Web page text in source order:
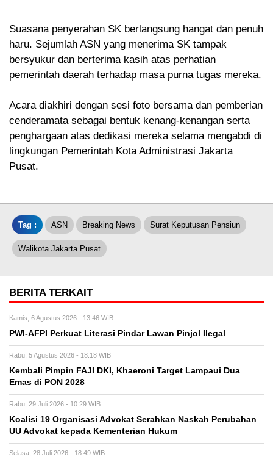
Suasana penyerahan SK berlangsung hangat dan penuh
haru. Sejumlah ASN yang menerima SK tampak
bersyukur dan berterima kasih atas perhatian
pemerintah daerah terhadap masa purna tugas mereka.
Acara diakhiri dengan sesi foto bersama dan pemberian
cenderamata sebagai bentuk kenang-kenangan serta
penghargaan atas dedikasi mereka selama mengabdi di
lingkungan Pemerintah Kota Administrasi Jakarta
Pusat.
Tag : ASN Breaking News Surat Keputusan Pensiun
Walikota Jakarta Pusat
BERITA TERKAIT
Kamis, 6 Agustus 2026 - 13:46 WIB
PWI-AFPI Perkuat Literasi Pindar Lawan Pinjol Ilegal
Rabu, 5 Agustus 2026 - 18:18 WIB
Kembali Pimpin FAJI DKI, Khaeroni Target Lampaui Dua
Emas di PON 2028
Rabu, 29 Juli 2026 - 10:29 WIB
Koalisi 19 Organisasi Advokat Serahkan Naskah Perubahan
UU Advokat kepada Kementerian Hukum
Selasa, 28 Juli 2026 - 18:49 WIB